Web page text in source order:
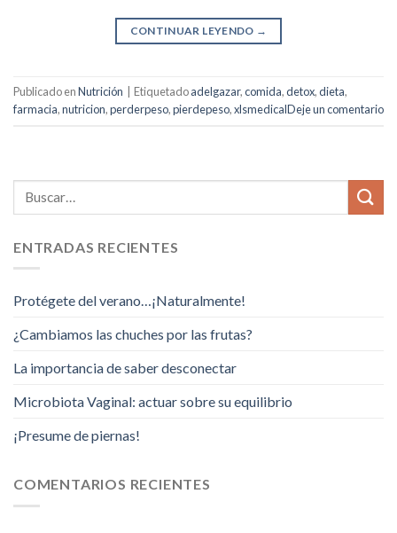
CONTINUAR LEYENDO →
Publicado enNutrición Etiquetadoadelgazar,comida,detox,dieta,
farmacia,nutricion,perderpeso,pierdepeso,xlsmedicalDeje un comentario
ENTRADAS RECIENTES
Protégete del verano…¡Naturalmente!
¿Cambiamos las chuches por las frutas?
La importancia de saber desconectar
Microbiota Vaginal: actuar sobre su equilibrio
¡Presume de piernas!
COMENTARIOS RECIENTES